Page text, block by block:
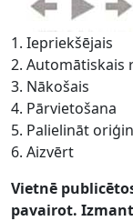
1. Iepriekšējais
2. Automātiskais
3. Nākošais
4. Pārvietošana
5. Palielināt
6. Aizvērt
Vietnē
pavairot.